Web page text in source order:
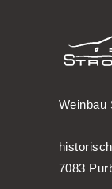
Weinbau
7083